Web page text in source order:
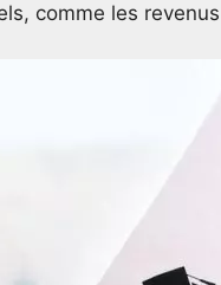
comme les